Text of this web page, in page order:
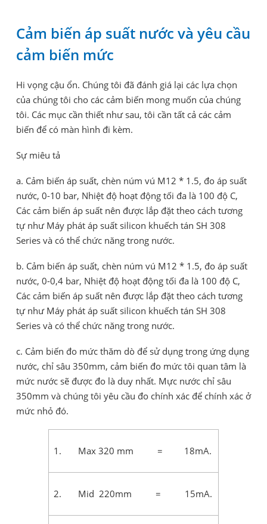
Cảm biến áp suất nước và yêu cầu
cảm biến mức
Hi vọng cậu ổn. Chúng tôi đã đánh giá lại các lựa chọn
của chúng tôi cho các cảm biến mong muốn của chúng
tôi. Các mục cần thiết như sau, tôi cần tất cả các cảm
biến để có màn hình đi kèm.
Sự miêu tả
a. Cảm biến áp suất, chèn núm vú M12 * 1.5, đo áp suất
nước, 0-10 bar, Nhiệt độ hoạt động tối đa là 100 độ C,
Các cảm biến áp suất nên được lắp đặt theo cách tương
tự như Máy phát áp suất silicon khuếch tán SH 308
Series và có thể chức năng trong nước.
b. Cảm biến áp suất, chèn núm vú M12 * 1.5, đo áp suất
nước, 0-0,4 bar, Nhiệt độ hoạt động tối đa là 100 độ C,
Các cảm biến áp suất nên được lắp đặt theo cách tương
tự như Máy phát áp suất silicon khuếch tán SH 308
Series và có thể chức năng trong nước.
c. Cảm biến đo mức thăm dò để sử dụng trong ứng dụng
nước, chỉ sâu 350mm, cảm biến đo mức tôi quan tâm là
mức nước sẽ được đo là duy nhất. Mực nước chỉ sâu
350mm và chúng tôi yêu cầu đo chính xác để chính xác ở
mức nhỏ đó.
1. Max 320 mm = 18mA.
2. Mid 220mm = 15mA.